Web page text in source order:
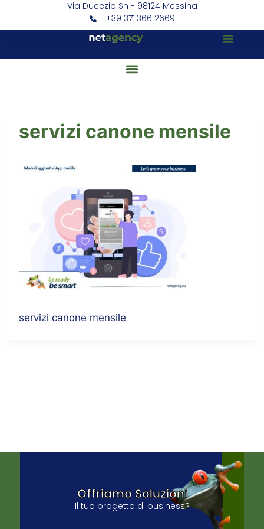
Via Ducezio Sn - 98124 Messina
+39 371.366 2669
servizi canone mensile
servizi canone mensile
Offriamo Soluzioni
Il tuo progetto di business?